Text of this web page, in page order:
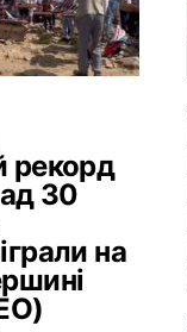
рекорд
30
на